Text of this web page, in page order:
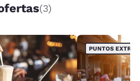
(3)
PUNTOS EXTRA